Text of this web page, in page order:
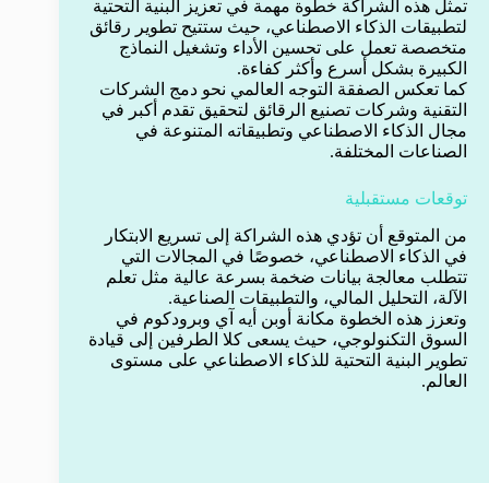
تمثل هذه الشراكة خطوة مهمة في تعزيز البنية التحتية
لتطبيقات الذكاء الاصطناعي، حيث ستتيح تطوير رقائق
متخصصة تعمل على تحسين الأداء وتشغيل النماذج
الكبيرة بشكل أسرع وأكثر كفاءة.
كما تعكس الصفقة التوجه العالمي نحو دمج الشركات
التقنية وشركات تصنيع الرقائق لتحقيق تقدم أكبر في
مجال الذكاء الاصطناعي وتطبيقاته المتنوعة في
الصناعات المختلفة.
توقعات مستقبلية
من المتوقع أن تؤدي هذه الشراكة إلى تسريع الابتكار
في الذكاء الاصطناعي، خصوصًا في المجالات التي
تتطلب معالجة بيانات ضخمة بسرعة عالية مثل تعلم
الآلة، التحليل المالي، والتطبيقات الصناعية.
وتعزز هذه الخطوة مكانة أوبن أيه آي وبرودكوم في
السوق التكنولوجي، حيث يسعى كلا الطرفين إلى قيادة
تطوير البنية التحتية للذكاء الاصطناعي على مستوى
العالم.